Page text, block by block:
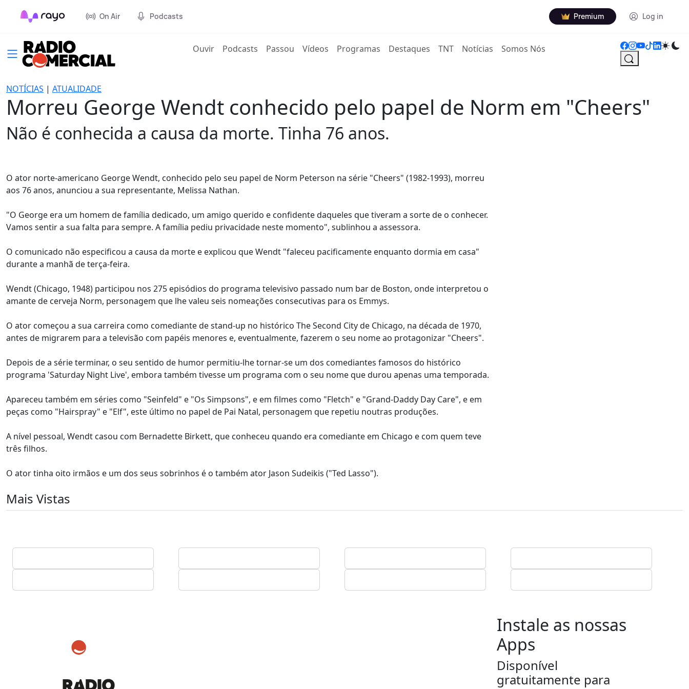
On Air Podcasts Premium Log in
Ouvir(current)
Podcasts Passou Vídeos Programas Destaques TNT Notícias Somos Nós
NOTÍCIAS | ATUALIDADE
Morreu George Wendt conhecido pelo papel de Norm em "Cheers"
Não é conhecida a causa da morte. Tinha 76 anos.
O ator norte-americano George Wendt, conhecido pelo seu papel de Norm Peterson na série "Cheers" (1982-1993), morreu
aos 76 anos, anunciou a sua representante, Melissa Nathan.
"O George era um homem de família dedicado, um amigo querido e confidente daqueles que tiveram a sorte de o conhecer.
Vamos sentir a sua falta para sempre. A família pediu privacidade neste momento", sublinhou a assessora.
O comunicado não especificou a causa da morte e explicou que Wendt "faleceu pacificamente enquanto dormia em casa"
durante a manhã de terça-feira.
Wendt (Chicago, 1948) participou nos 275 episódios do programa televisivo passado num bar de Boston, onde interpretou o
amante de cerveja Norm, personagem que lhe valeu seis nomeações consecutivas para os Emmys.
O ator começou a sua carreira como comediante de stand-up no histórico The Second City de Chicago, na década de 1970,
antes de migrarem para a televisão com papéis menores e, eventualmente, fazerem o seu nome ao protagonizar "Cheers".
Depois de a série terminar, o seu sentido de humor permitiu-lhe tornar-se um dos comediantes famosos do histórico
programa 'Saturday Night Live', embora também tivesse um programa com o seu nome que durou apenas uma temporada.
Apareceu também em séries como "Seinfeld" e "Os Simpsons", e em filmes como "Fletch" e "Grand-Daddy Day Care", e em
peças como "Hairspray" e "Elf", este último no papel de Pai Natal, personagem que repetiu noutras produções.
A nível pessoal, Wendt casou com Bernadette Birkett, que conheceu quando era comediante em Chicago e com quem teve
três filhos.
O ator tinha oito irmãos e um dos seus sobrinhos é o também ator Jason Sudeikis ("Ted Lasso").
Mais Vistas
Instale as nossas
Apps
Disponível
gratuitamente para